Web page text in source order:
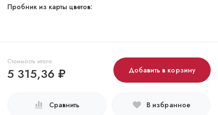
Пробник из карты цветов:
Стоимость итого:
5 315,36 ₽ Добавить в корзину
Сравнить В избранное